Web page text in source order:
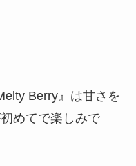
Berry』は甘さを
めてで楽しみで